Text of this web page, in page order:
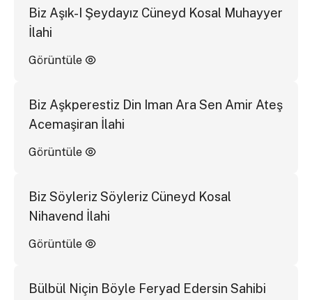
Biz Aşık-I Şeydayız Cüneyd Kosal Muhayyer
İlahi
Görüntüle
Biz Aşkperestiz Din Iman Ara Sen Amir Ateş
Acemaşiran İlahi
Görüntüle
Biz Söyleriz Söyleriz Cüneyd Kosal
Nihavend İlahi
Görüntüle
Bülbül Niçin Böyle Feryad Edersin Sahibi